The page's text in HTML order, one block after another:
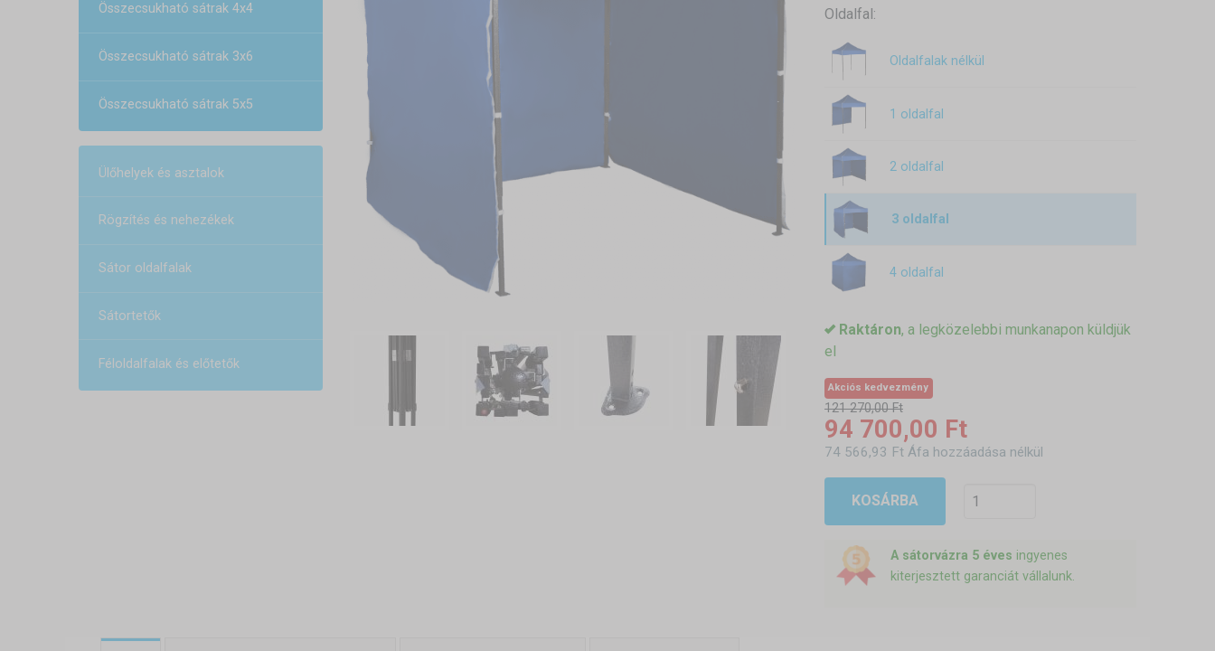
Összecsukható sátrak 4x4
Összecsukható sátrak 3x6
Összecsukható sátrak 5x5
Ülőhelyek és asztalok
Rögzítés és nehezékek
Sátor oldalfalak
Sátortetők
Féloldalfalak és előtetők
Oldalfal:
Oldalfalak nélkül
1 oldalfal
2 oldalfal
3 oldalfal
4 oldalfal
Raktáron, a legközelebbi munkanapon küldjük
el
Akciós kedvezmény
121 270,00 Ft
94 700,00 Ft
74 566,93 Ft Áfa hozzáadása nélkül
KOSÁRBA
A sátorvázra 5 éves ingyenes
kiterjesztett garanciát vállalunk.